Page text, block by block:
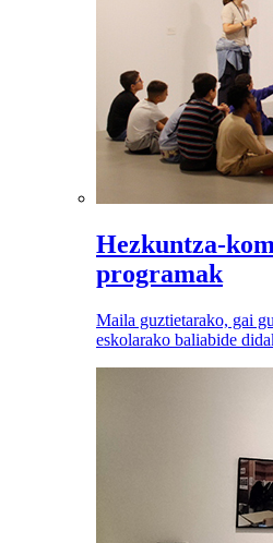
Hezkuntza-
programak
Maila guztietarako, gai
eskolarako baliabide